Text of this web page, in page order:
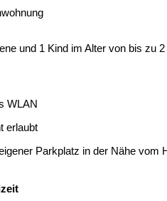
und 1 Kind im Alter von bis zu
WLAN
erlaubt
Parkplatz in der Nähe vom